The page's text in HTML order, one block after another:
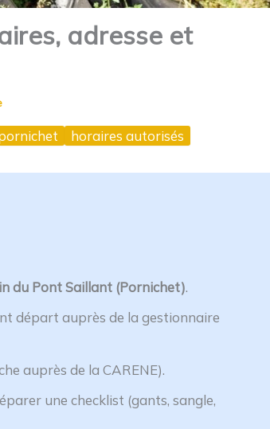
adresse et
horaires autorisés
du Pont Saillant (Pornichet).
départ auprès de la gestionnaire
auprès de la CARENE).
une checklist (gants, sangle,